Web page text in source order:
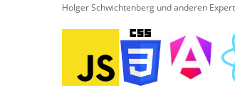
Holger Schwichtenberg und anderen